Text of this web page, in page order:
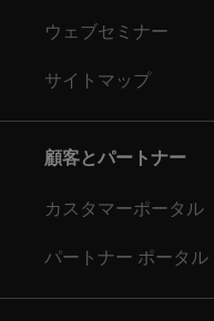
ウェブセミナー
サイトマップ
顧客とパートナー
カスタマーポータル
パートナー ポータル